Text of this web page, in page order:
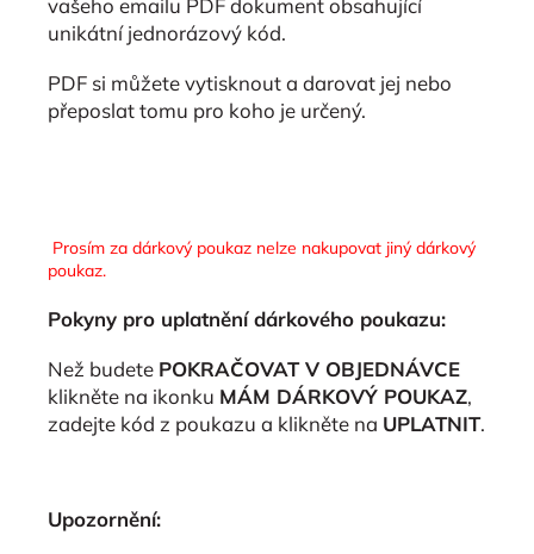
vašeho emailu PDF dokument obsahující
unikátní jednorázový kód.
PDF si můžete vytisknout a darovat jej nebo
přeposlat tomu pro koho je určený.
Prosím za dárkový poukaz nelze nakupovat jiný dárkový
poukaz.
Pokyny pro uplatnění dárkového poukazu:
Než budete POKRAČOVAT V OBJEDNÁVCE
klikněte na ikonku MÁM DÁRKOVÝ POUKAZ,
zadejte kód z poukazu a klikněte na UPLATNIT.
Upozornění: